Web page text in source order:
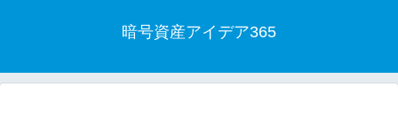
暗号資産アイデア365